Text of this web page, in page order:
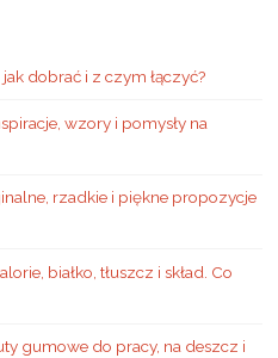
dobrać i z czym łączyć?
wzory i pomysły na
rzadkie i piękne propozycje
białko, tłuszcz i skład. Co
gumowe do pracy, na deszcz i